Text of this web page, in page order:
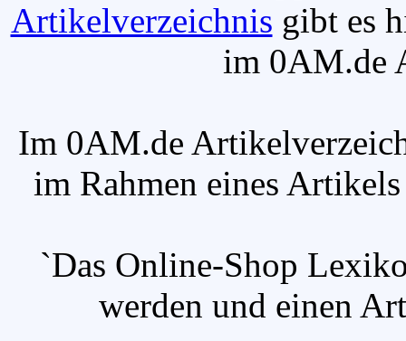
Artikelverzeichnis gibt es
im 0AM.de
Im 0AM.de
im Rahmen eines
`Das Online-Shop
werden und einen